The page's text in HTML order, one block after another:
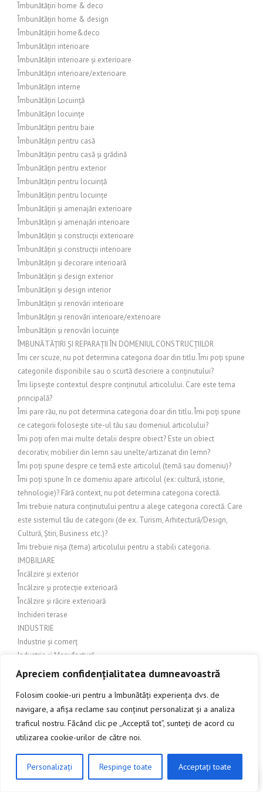
Apreciem confidențialitatea dumneavoastră
Folosim cookie-uri pentru a îmbunătăți experiența dvs. de
navigare, a afișa reclame sau conținut personalizat și a analiza
traficul nostru. Făcând clic pe „Acceptă tot”, sunteți de acord cu
utilizarea cookie-urilor de către noi.
Personalizați Respinge toate Acceptați toate
Îmbunătățiri home & deco
Îmbunătățiri home & design
Îmbunătățiri home&deco
Îmbunătățiri interioare
Îmbunătățiri interioare și exterioare
Îmbunătățiri interioare/exterioare
Îmbunătățiri interne
Îmbunătățiri Locuință
Îmbunătățiri locuințe
Îmbunătățiri pentru baie
Îmbunătățiri pentru casă
Îmbunătățiri pentru casă și grădină
Îmbunătățiri pentru exterior
Îmbunătățiri pentru locuință
Îmbunătățiri pentru locuințe
Îmbunătățiri și amenajări exterioare
Îmbunătățiri și amenajări interioare
Îmbunătățiri și construcții exterioare
Îmbunătățiri și construcții interioare
Îmbunătățiri și decorare interioară
Îmbunătățiri și design exterior
Îmbunătățiri și design interior
Îmbunătățiri și renovări interioare
Îmbunătățiri și renovări interioare/exterioare
Îmbunătățiri și renovări locuințe
ÎMBUNĂTĂȚIRI ȘI REPARAȚII ÎN DOMENIUL CONSTRUCȚIILOR
Îmi cer scuze, nu pot determina categoria doar din titlu. Îmi poți spune
categoriile disponibile sau o scurtă descriere a conținutului?
Îmi lipsește contextul despre conținutul articolului. Care este tema
principală?
Îmi pare rău, nu pot determina categoria doar din titlu. Îmi poți spune
ce categorii folosește site-ul tău sau domeniul articolului?
Îmi poți oferi mai multe detalii despre obiect? Este un obiect
decorativ, mobilier din lemn sau unelte/artizanat din lemn?
Îmi poți spune despre ce temă este articolul (temă sau domeniu)?
Îmi poți spune în ce domeniu apare articolul (ex: cultură, istorie,
tehnologie)? Fără context, nu pot determina categoria corectă.
Îmi trebuie natura conținutului pentru a alege categoria corectă. Care
este sistemul tău de categorii (de ex. Turism, Arhitectură/Design,
Cultură, Știri, Business etc.)?
Îmi trebuie nișa (tema) articolului pentru a stabili categoria.
IMOBILIARE
Încălzire și exterior
Încălzire și protecție exterioară
Încălzire și răcire exterioară
Inchideri terase
INDUSTRIE
Industrie și comerț
Industrie și Manufactură
Industrie si productie
Industrie și servicii
Industrie textilă
INGINERIE
Îngrijire balcon
Îngrijire exterioară
Îngrijire grădină și amenajări exterioare
Îngrijire grădină și exterior
CLICK AICI PENTRU A DISCUTA